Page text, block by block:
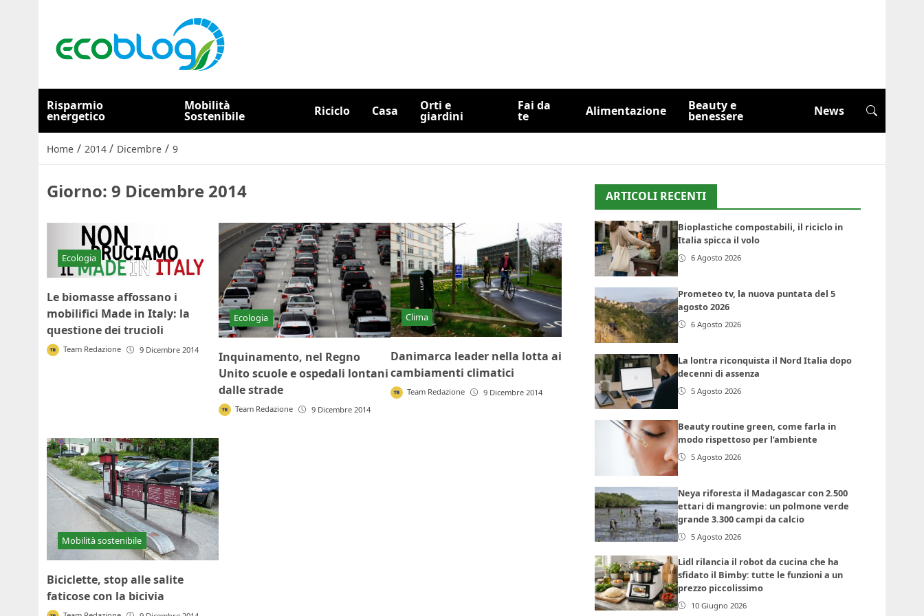
Risparmio
energetico
Mobilità
Sostenibile Riciclo Casa Orti e
giardini
Fai da
te Alimentazione Beauty e
benessere News
Home / 2014 / Dicembre / 9
Giorno: 9 Dicembre 2014
Ecologia
Le biomasse affossano i
mobilifici Made in Italy: la
questione dei trucioli
Team Redazione 9 Dicembre 2014
Ecologia
Inquinamento, nel Regno
Unito scuole e ospedali lontani
dalle strade
Team Redazione 9 Dicembre 2014
Clima
Danimarca leader nella lotta ai
cambiamenti climatici
Team Redazione 9 Dicembre 2014
Mobilità sostenibile
Biciclette, stop alle salite
faticose con la bicivia
ARTICOLI RECENTI
Bioplastiche compostabili, il riciclo in
Italia spicca il volo
6 Agosto 2026
Prometeo tv, la nuova puntata del 5
agosto 2026
6 Agosto 2026
La lontra riconquista il Nord Italia dopo
decenni di assenza
5 Agosto 2026
Beauty routine green, come farla in
modo rispettoso per l’ambiente
5 Agosto 2026
Neya riforesta il Madagascar con 2.500
ettari di mangrovie: un polmone verde
grande 3.300 campi da calcio
5 Agosto 2026
Lidl rilancia il robot da cucina che ha
sfidato il Bimby: tutte le funzioni a un
prezzo piccolissimo
10 Giugno 2026